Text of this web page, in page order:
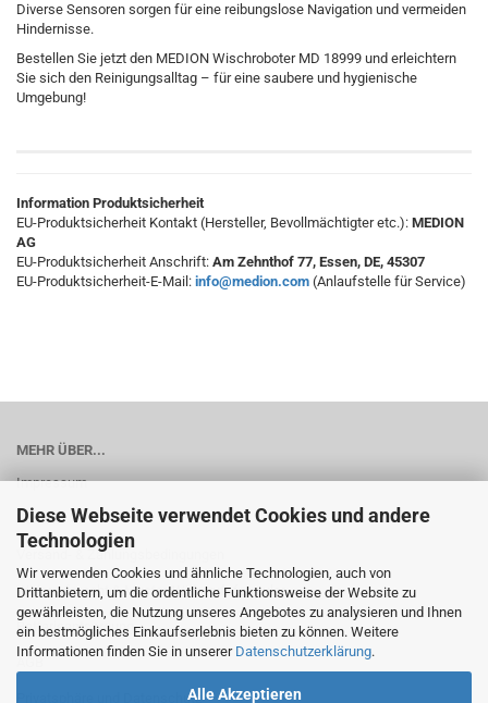
Diese Webseite verwendet Cookies und andere
Technologien
Wir verwenden Cookies und ähnliche Technologien, auch von
Drittanbietern, um die ordentliche Funktionsweise der Website zu
gewährleisten, die Nutzung unseres Angebotes zu analysieren und Ihnen
ein bestmögliches Einkaufserlebnis bieten zu können. Weitere
Informationen finden Sie in unserer Datenschutzerklärung.
Alle Akzeptieren
Diverse Sensoren sorgen für eine reibungslose Navigation und vermeiden
Hindernisse.
Bestellen Sie jetzt den MEDION Wischroboter MD 18999 und erleichtern
Sie sich den Reinigungsalltag – für eine saubere und hygienische
Umgebung!
Information Produktsicherheit
EU-Produktsicherheit Kontakt (Hersteller, Bevollmächtigter etc.): MEDION
AG
EU-Produktsicherheit Anschrift: Am Zehnthof 77, Essen, DE, 45307
EU-Produktsicherheit-E-Mail: info@medion.com (Anlaufstelle für Service)
MEHR ÜBER...
Impressum
Kontakt
Versand- & Zahlungsbedingungen
Widerrufsrecht & Muster-Widerrufsformular
Batterieentsorgung
Privatsphäre und Datenschutz